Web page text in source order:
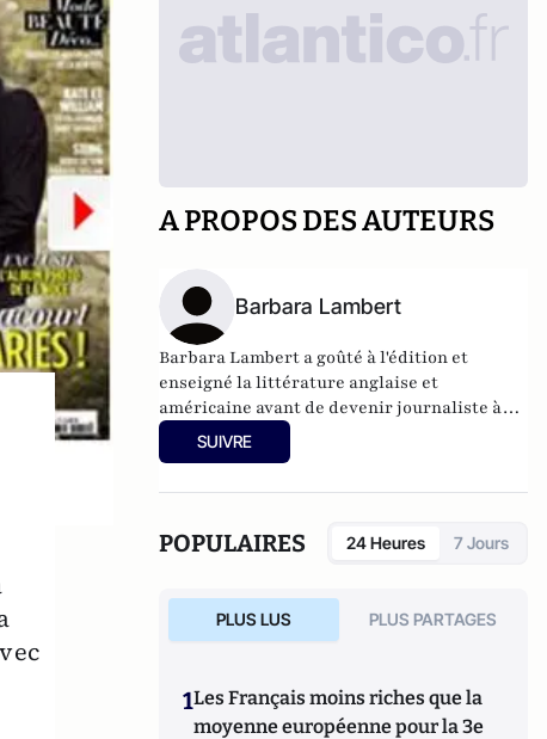
A PROPOS DES AUTEURS
Barbara Lambert
Barbara Lambert a goûté à l'édition et
enseigné la littérature anglaise et
américaine avant de devenir journaliste à
"Livres Hebdo". Elle est aujourd'hui
responsable des rubriques société/idées
SUIVRE
POPULAIRES 24 Heures 7 Jours
PLUS LUS PLUS PARTAGES
1Les Français moins riches que la
moyenne européenne pour la 3e